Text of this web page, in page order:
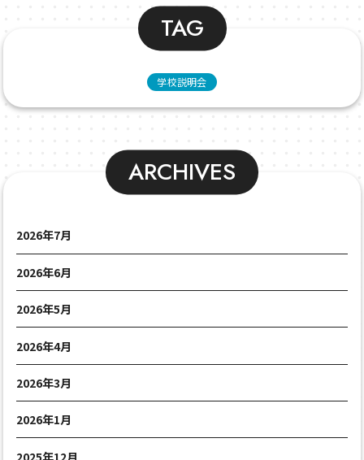
TAG
学校説明会
ARCHIVES
2026年7月
2026年6月
2026年5月
2026年4月
2026年3月
2026年1月
2025年12月